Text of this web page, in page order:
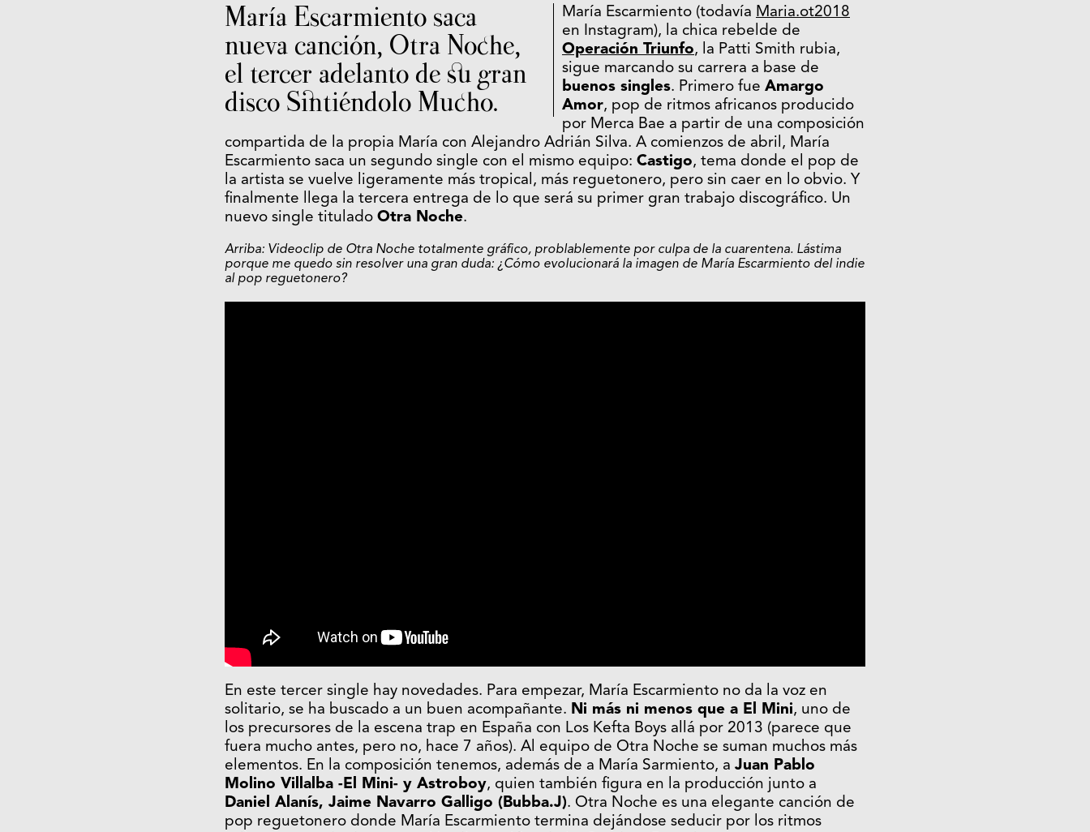
María Escarmiento saca
nueva canción, Otra Noche,
el tercer adelanto de su gran
disco Sintiéndolo Mucho.
María Escarmiento (todavía Maria.ot2018
en Instagram), la chica rebelde de
Operación Triunfo, la Patti Smith rubia,
sigue marcando su carrera a base de
buenos singles. Primero fue Amargo
Amor, pop de ritmos africanos producido
por Merca Bae a partir de una composición
compartida de la propia María con Alejandro Adrián Silva. A comienzos de abril, María
Escarmiento saca un segundo single con el mismo equipo: Castigo, tema donde el pop de
la artista se vuelve ligeramente más tropical, más reguetonero, pero sin caer en lo obvio. Y
finalmente llega la tercera entrega de lo que será su primer gran trabajo discográfico. Un
nuevo single titulado Otra Noche.
Arriba: Videoclip de Otra Noche totalmente gráfico, problablemente por culpa de la cuarentena. Lástima
porque me quedo sin resolver una gran duda: ¿Cómo evolucionará la imagen de María Escarmiento del indie
al pop reguetonero?
En este tercer single hay novedades. Para empezar, María Escarmiento no da la voz en
solitario, se ha buscado a un buen acompañante. Ni más ni menos que a El Mini, uno de
los precursores de la escena trap en España con Los Kefta Boys allá por 2013 (parece que
fuera mucho antes, pero no, hace 7 años). Al equipo de Otra Noche se suman muchos más
elementos. En la composición tenemos, además de a María Sarmiento, a Juan Pablo
Molino Villalba -El Mini- y Astroboy, quien también figura en la producción junto a
Daniel Alanís, Jaime Navarro Galligo (Bubba.J). Otra Noche es una elegante canción de
pop reguetonero donde María Escarmiento termina dejándose seducir por los ritmos